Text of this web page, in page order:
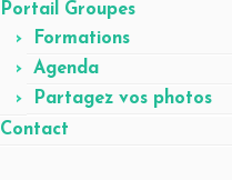
Portail Groupes
Formations
Agenda
Partagez vos photos
Contact